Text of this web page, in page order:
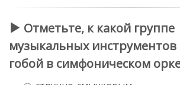
Отметьте, к какой группе
музыкальных инструментов
гобой в симфоническом